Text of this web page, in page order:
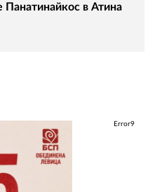
в Атина
Error9